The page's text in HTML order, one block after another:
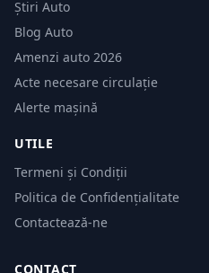
Știri Auto
Blog Auto
Amenzi auto 2026
Acte necesare circulație
Alerte mașină
UTILE
Termeni și Condiții
Politica de Confidențialitate
Contactează-ne
CONTACT